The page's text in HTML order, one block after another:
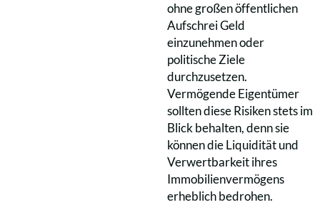
ohne großen öffentlichen
Aufschrei Geld
einzunehmen oder
politische Ziele
durchzusetzen.
Vermögende Eigentümer
sollten diese Risiken stets im
Blick behalten, denn sie
können die Liquidität und
Verwertbarkeit ihres
Immobilienvermögens
erheblich bedrohen.